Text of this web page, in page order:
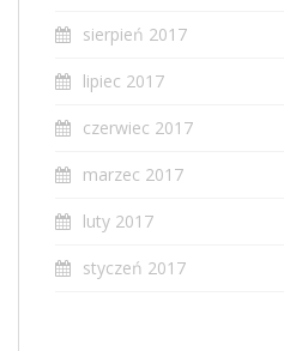
sierpień 2017
lipiec 2017
czerwiec 2017
marzec 2017
luty 2017
styczeń 2017